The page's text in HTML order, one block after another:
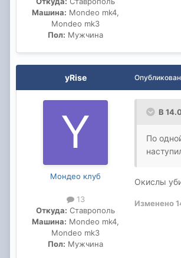
Машина: Mondeo mk4,
Mondeo mk3
Пол: Мужчина
yRise
Мондео клуб
13
Откуда: Ставрополь
Машина: Mondeo mk4,
Mondeo mk3
Пол: Мужчина
В
По
Окислы
Изменено